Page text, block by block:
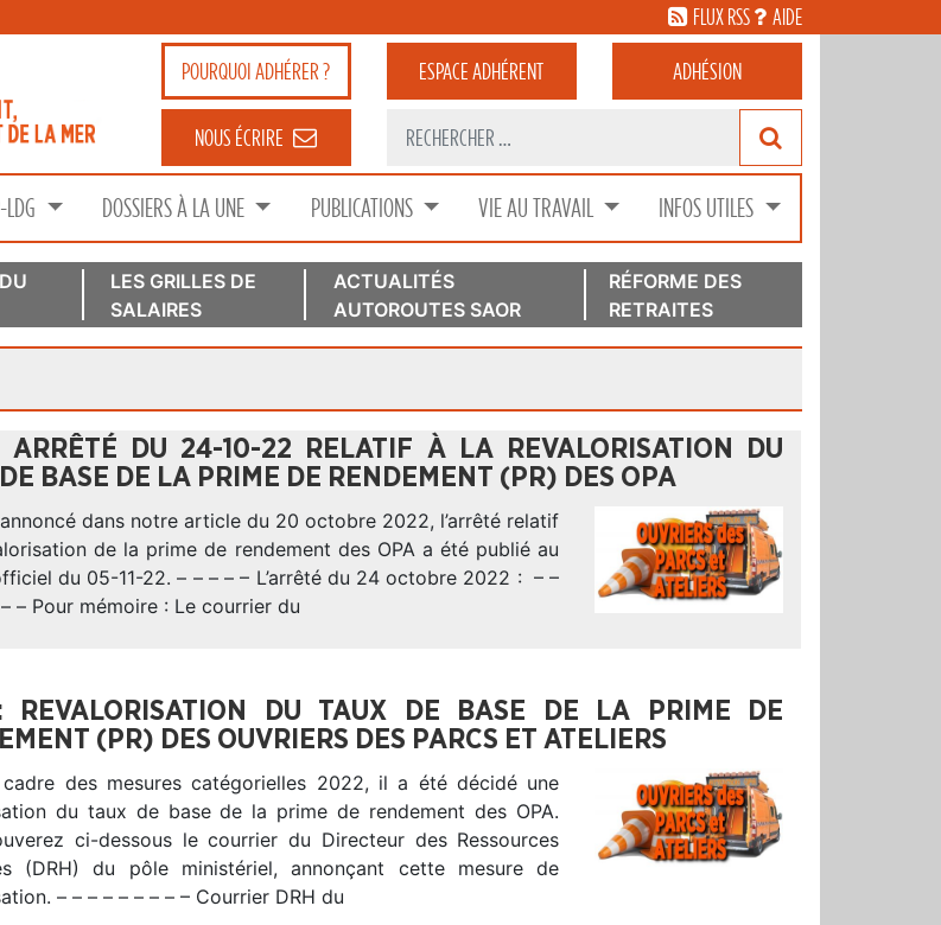
FLUX RSS AIDE
POURQUOIADHÉRER ? ESPACEADHÉRENT ADHÉSION
NOUS ÉCRIRE
LDG DOSSIERS À LA UNE PUBLICATIONS VIE AU TRAVAIL INFOS UTILES
LES GRILLES DE
SALAIRES
ACTUALITÉS
AUTOROUTES SAOR
RÉFORME DES
RETRAITES
ARRÊTÉ DU 24-10-22 RELATIF À LA REVALORISATION DU
BASE DE LA PRIME DE RENDEMENT (PR) DES OPA
dans notre article du 20 octobre 2022, l’arrêté relatif
de la prime de rendement des OPA a été publié au
du 05-11-22. – – – – – L’arrêté du 24 octobre 2022 : – –
– – Pour mémoire : Le courrier du
REVALORISATION DU TAUX DE BASE DE LA PRIME DE
(PR) DES OUVRIERS DES PARCS ET ATELIERS
des mesures catégorielles 2022, il a été décidé une
du taux de base de la prime de rendement des OPA.
ci-dessous le courrier du Directeur des Ressources
(DRH) du pôle ministériel, annonçant cette mesure de
– – – – – – – – – Courrier DRH du